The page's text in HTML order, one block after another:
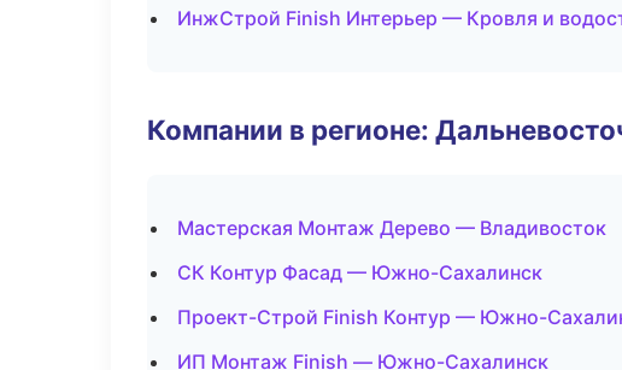
ИнжСтрой Finish Интерьер — Кровля и
Компании в регионе:
Мастерская Монтаж Дерево — Владивосток
СК Контур Фасад — Южно-Сахалинск
Проект-Строй Finish Контур — Южно-
ИП Монтаж Finish — Южно-Сахалинск